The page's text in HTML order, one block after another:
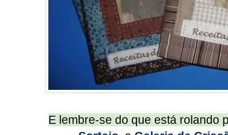
E lembre-se do que está rolando